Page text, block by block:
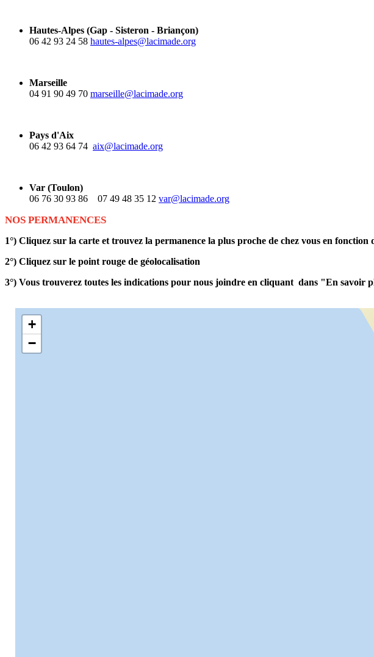
Hautes-Alpes (Gap - Sisteron - Briançon)
06 42 93 24 58 hautes-alpes@lacimade.org
Marseille
04 91 90 49 70 marseille@lacimade.org
Pays d'Aix
06 42 93 64 74 aix@lacimade.org
Var (Toulon)
06 76 30 93 86 07 49 48 35 12 var@lacimade.org
NOS PERMANENCES
1°) Cliquez sur la carte et trouvez la permanence la plus proche de chez vous en fonction
2°) Cliquez sur le point rouge de géolocalisation
3°) Vous trouverez toutes les indications pour nous joindre en cliquant dans "En savoir
+
−